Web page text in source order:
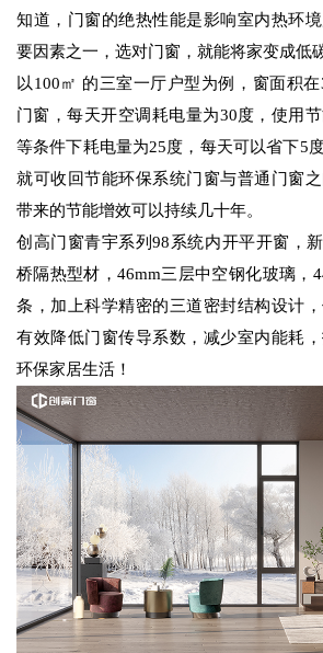
知道，门窗的绝热性能是影响室内热环
要因素之一，选对门窗，就能将家变成低
以100㎡ 的三室一厅户型为例，窗面积
门窗，每天开空调耗电量为30度，使用
等条件下耗电量为25度，每天可以省下5
就可收回节能环保系统门窗与普通门窗
带来的节能增效可以持续几十年。
创高门窗青宇系列98系统内开平开窗，
桥隔热型材，46mm三层中空钢化玻璃，
条，加上科学精密的三道密封结构设计
有效降低门窗传导系数，减少室内能耗
环保家居生活！